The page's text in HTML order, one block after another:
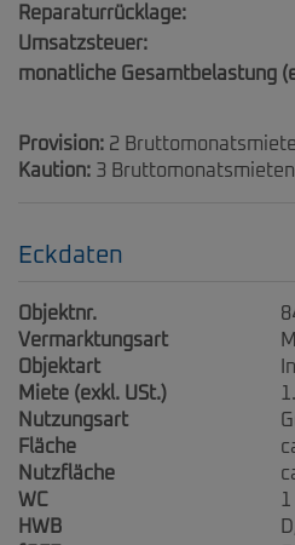
Reparaturrücklage:
Umsatzsteuer:
monatliche Gesamtbelastung
Provision: 2
Kaution: 3 Bruttomonatsmieten
Eckdaten
Objektnr.
Vermarktungsart
Objektart
Miete (exkl. USt.)
Nutzungsart
Fläche
Nutzfläche
WC
HWB